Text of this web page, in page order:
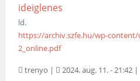
ideiglenes
ld.
https://archiv.szfe.hu/wp-content/
2_online.pdf
trenyo | 2024. aug. 11. - 21:42 |